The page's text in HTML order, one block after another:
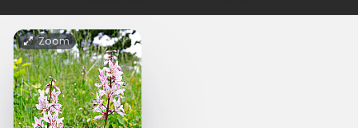
Zoom